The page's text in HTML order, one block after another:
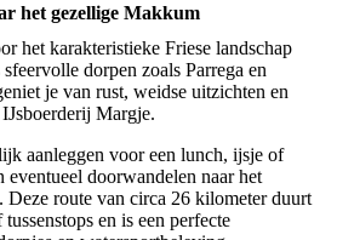
het gezellige Makkum
het karakteristieke Friese landschap
dorpen zoals Parrega en
je van rust, weidse uitzichten en
Margje.
aanleggen voor een lunch, ijsje of
eventueel doorwandelen naar het
Deze route van circa 26 kilometer duurt
en is een perfecte